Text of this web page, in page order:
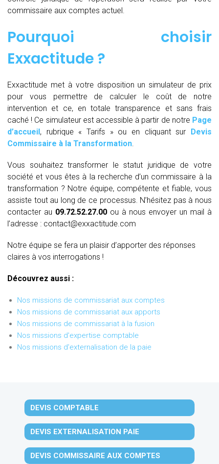
commissaire aux comptes actuel.
Pourquoi choisir
Exxactitude ?
Exxactitude met à votre disposition un simulateur de prix
pour vous permettre de calculer le coût de notre
intervention et ce, en totale transparence et sans frais
caché ! Ce simulateur est accessible à partir de notre Page
d’accueil, rubrique « Tarifs » ou en cliquant sur Devis
Commissaire à la Transformation.
Vous souhaitez transformer le statut juridique de votre
société et vous êtes à la recherche d’un commissaire à la
transformation ? Notre équipe, compétente et fiable, vous
assiste tout au long de ce processus. N’hésitez pas à nous
contacter au 09.72.52.27.00 ou à nous envoyer un mail à
l’adresse : contact@exxactitude.com
Notre équipe se fera un plaisir d’apporter des réponses
claires à vos interrogations !
Découvrez aussi :
Nos missions de commissariat aux comptes
Nos missions de commissariat aux apports
Nos missions de commissariat à la fusion
Nos missions d'expertise comptable
Nos missions d'externalisation de la paie
DEVIS COMPTABLE
DEVIS EXTERNALISATION PAIE
DEVIS COMMISSAIRE AUX COMPTES